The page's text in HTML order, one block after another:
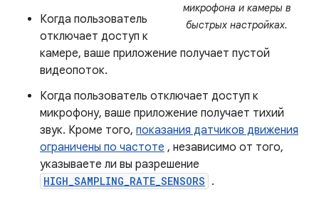
микрофона и камеры в
быстрых настройках.
Когда пользователь
отключает доступ к
камере, ваше приложение получает пустой
видеопоток.
Когда пользователь отключает доступ к
микрофону, ваше приложение получает тихий
звук. Кроме того, показания датчиков движения
ограничены по частоте , независимо от того,
указываете ли вы разрешение
HIGH_SAMPLING_RATE_SENSORS .